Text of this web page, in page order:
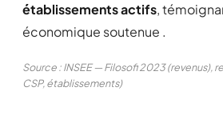
établissements actifs,
économique soutenue .
Source : INSEE — Filosofi 2023 (revenus),
CSP, établissements)